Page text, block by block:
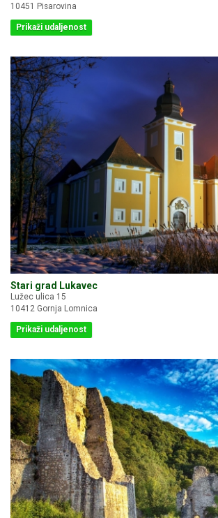
10451 Pisarovina
Prikaži udaljenost
Stari grad Lukavec
Lužec ulica 15
10412 Gornja Lomnica
Prikaži udaljenost